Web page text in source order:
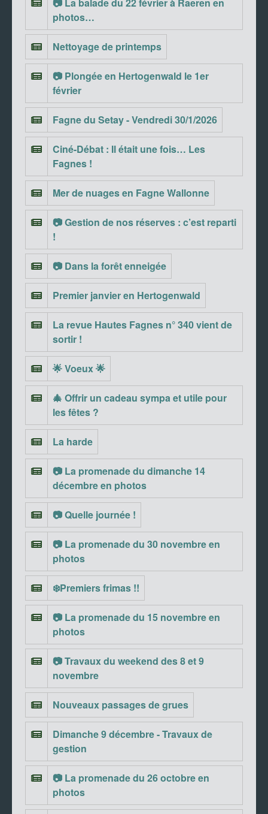
📷 La balade du 22 février à Raeren en
photos…
Nettoyage de printemps
📷 Plongée en Hertogenwald le 1er
février
Fagne du Setay - Vendredi 30/1/2026
Ciné-Débat : Il était une fois… Les
Fagnes !
Mer de nuages en Fagne Wallonne
📷 Gestion de nos réserves : c’est reparti
!
📷 Dans la forêt enneigée
Premier janvier en Hertogenwald
La revue Hautes Fagnes n° 340 vient de
sortir !
🌟 Voeux 🌟
🎄 Offrir un cadeau sympa et utile pour
les fêtes ?
La harde
📷 La promenade du dimanche 14
décembre en photos
📷 Quelle journée !
📷 La promenade du 30 novembre en
photos
❄️Premiers frimas !!
📷 La promenade du 15 novembre en
photos
📷 Travaux du weekend des 8 et 9
novembre
Nouveaux passages de grues
Dimanche 9 décembre - Travaux de
gestion
📷 La promenade du 26 octobre en
photos